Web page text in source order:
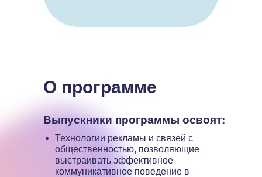
Технологии рекламы и связей с
общественностью, позволяющие
выстраивать эффективное
коммуникативное поведение в
О программе
Выпускники программы освоят: